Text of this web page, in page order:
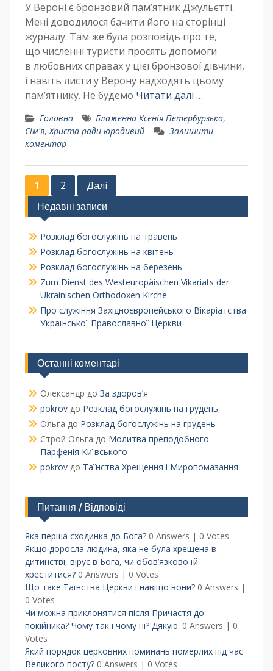
У Вероні є бронзовий пам’ятник Джульєтті.
Мені доводилося бачити його на сторінці
журналу. Там же була розповідь про те,
що численні туристи просять допомоги
в любовних справах у цієї бронзової дівчини,
і навіть листи у Верону надходять цьому
пам’ятнику. Не будемо Читати далі …
Головна Блаженна Ксенія Петербурзька,
Сім'я,Христа ради юродивий
Залишити
коментар
1 2 Далі
Недавні записи
Розклад богослужінь на травень
Розклад богослужінь на квітень
Розклад богослужінь на березень
Zum Dienst des Westeuropäischen Vikariats der
Ukrainischen Orthodoxen Kirche
Про служіння Західноєвропейського Вікаріатства
Української Православної Церкви
Останні коментарі
Олександр до За здоров’я
pokrovдо Розклад богослужінь на грудень
Ольга до Розклад богослужінь на грудень
Строй Ольга до Молитва преподобного
Парфенія Київського
pokrovдо Таїнства Хрещення і Миропомазання
Питання / Відповіді
Яка перша сходинка до Бога? 0 Answers | 0 Votes
Якщо доросла людина, яка не була хрещена в
дитинстві, вірує в Бога, чи обов’язково їй
хреститися? 0 Answers | 0 Votes
Що таке Таїнства Церкви і навіщо вони? 0 Answers |
0 Votes
Чи можна приклонятися після Причастя до
покійника? Чому так і чому ні? Дякую. 0 Answers | 0
Votes
Який порядок церковних поминань померлих під час
Великого посту? 0 Answers | 0 Votes